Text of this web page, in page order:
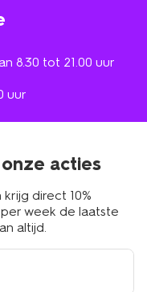
8.30 tot 21.00 uur
uur
acties
direct 10%
week de laatste
altijd.